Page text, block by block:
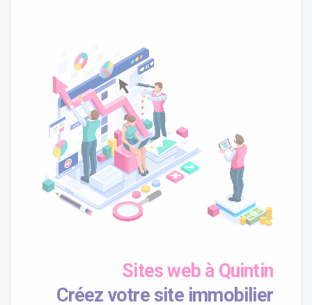
Sites web à Quintin
Créez votre site immobilier